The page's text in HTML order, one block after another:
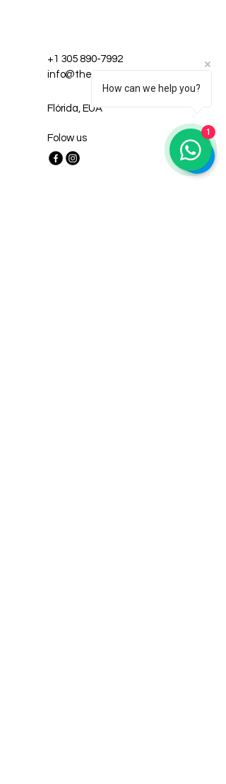
+1 305 890-7992
info@thewiseone1.com
Flórida, EUA
Folow us
How can we help you?
1